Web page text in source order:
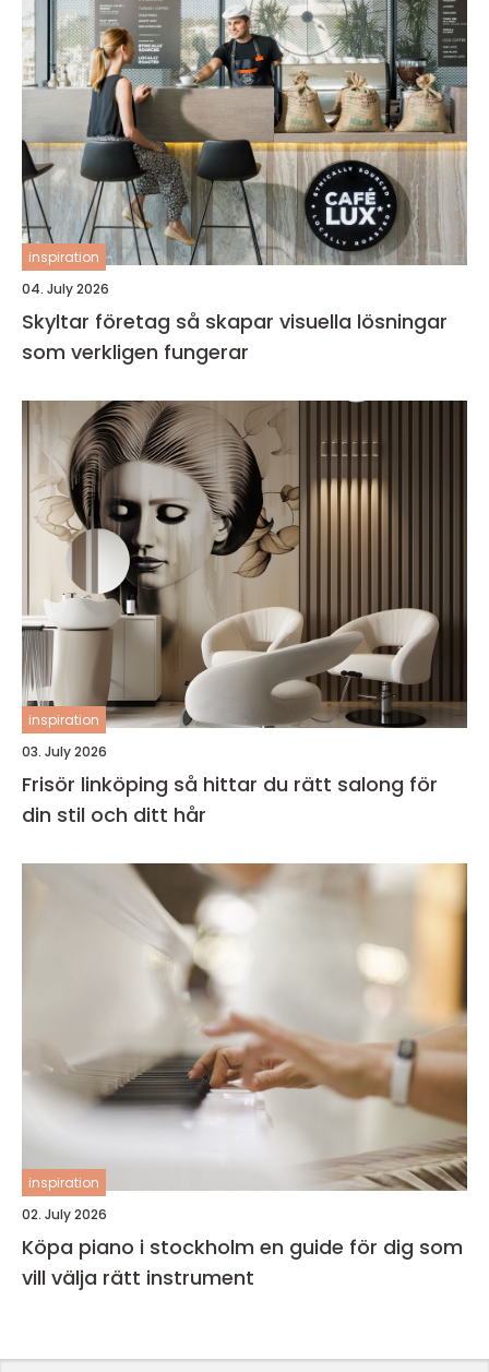
inspiration
04. July 2026
Skyltar företag så skapar visuella lösningar
som verkligen fungerar
inspiration
03. July 2026
Frisör linköping så hittar du rätt salong för
din stil och ditt hår
inspiration
02. July 2026
Köpa piano i stockholm en guide för dig som
vill välja rätt instrument